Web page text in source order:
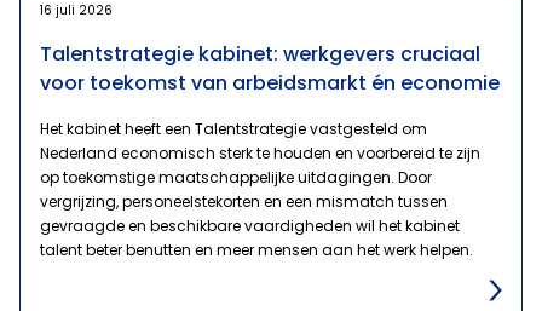
16 juli 2026
Talentstrategie kabinet: werkgevers cruciaal
voor toekomst van arbeidsmarkt én economie
Het kabinet heeft een Talentstrategie vastgesteld om
Nederland economisch sterk te houden en voorbereid te zijn
op toekomstige maatschappelijke uitdagingen. Door
vergrijzing, personeelstekorten en een mismatch tussen
gevraagde en beschikbare vaardigheden wil het kabinet
talent beter benutten en meer mensen aan het werk helpen.